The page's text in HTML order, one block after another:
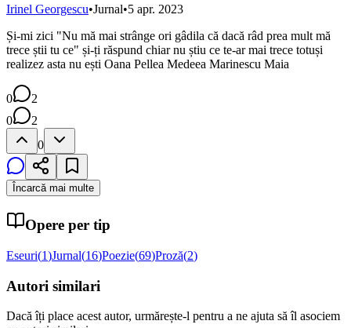
Irinel Georgescu•Jurnal•5 apr. 2023
Și-mi zici "Nu mă mai strânge ori gâdila că dacă râd prea mult mă
trece știi tu ce" și-ți răspund chiar nu știu ce te-ar mai trece totuși
realizez asta nu ești Oana Pellea Medeea Marinescu Maia
0
2
0
2
0
Încarcă mai multe
Opere per tip
Eseuri(1)Jurnal(16)Poezie(69)Proză(2)
Autori similari
Dacă îți place acest autor, urmărește-l pentru a ne ajuta să îl asociem